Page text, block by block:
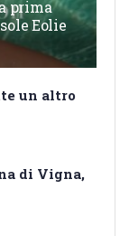
prima
Eolie
un altro
di Vigna,